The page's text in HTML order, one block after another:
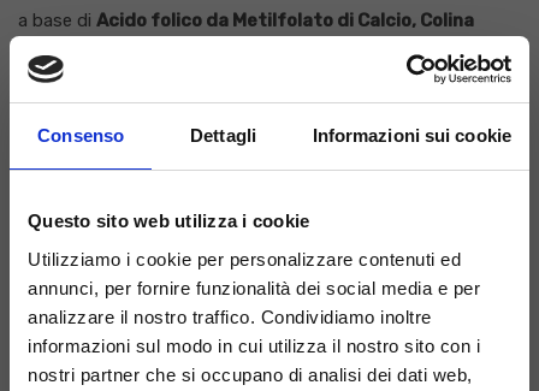
Consenso Dettagli Informazioni sui cookie
Questo sito web utilizza i cookie
Utilizziamo i cookie per personalizzare contenuti ed
annunci, per fornire funzionalità dei social media e per
analizzare il nostro traffico. Condividiamo inoltre
informazioni sul modo in cui utilizza il nostro sito con i
nostri partner che si occupano di analisi dei dati web,
a base di Acido folico da Metilfolato di Calcio, Colina
bitartrato e Vitamine B1, B2, B3, B5, B6, e B12
particolarmente indicato per il mantenimento del buono
di malassorbimento
Terapie dell’anemia
Prevenzione degli stati carenziali
Prevenzione del rischio di patologie cardiovascolari
associati ad alti livelli ematici di omocisteina